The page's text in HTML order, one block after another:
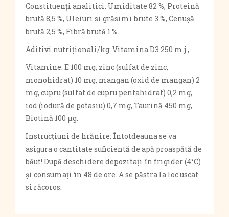
Constituenţi analitici: Umiditate 82 %, Proteină
brută 8,5 %, Uleiuri si grăsimi brute 3 %, Cenuşă
brută 2,5 %, Fibră brută 1 %.
Aditivi nutriţionali/kg: Vitamina D3 250 m.j.,
Vitamine: E 100 mg, zinc (sulfat de zinc,
monohidrat) 10 mg, mangan (oxid de mangan) 2
mg, cupru (sulfat de cupru pentahidrat) 0,2 mg,
iod (iodură de potasiu) 0,7 mg, Taurină 450 mg,
Biotină 100 µg.
Instrucţiuni de hrănire: Întotdeauna se va
asigura o cantitate suficientă de apă proaspătă de
băut! După deschidere depozitaţi în frigider (4°C)
şi consumaţi în 48 de ore. A se păstra la loc uscat
si răcoros.